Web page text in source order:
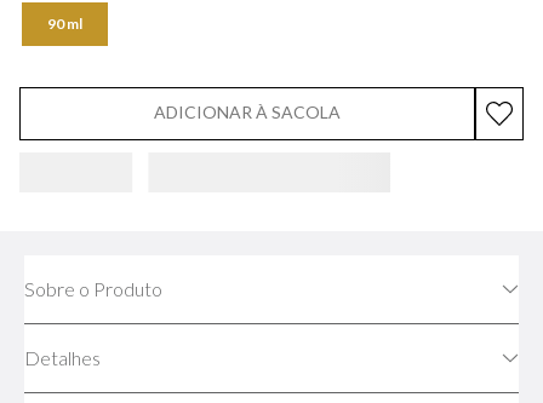
90 ml
ADICIONAR À SACOLA
Sobre o Produto
Detalhes